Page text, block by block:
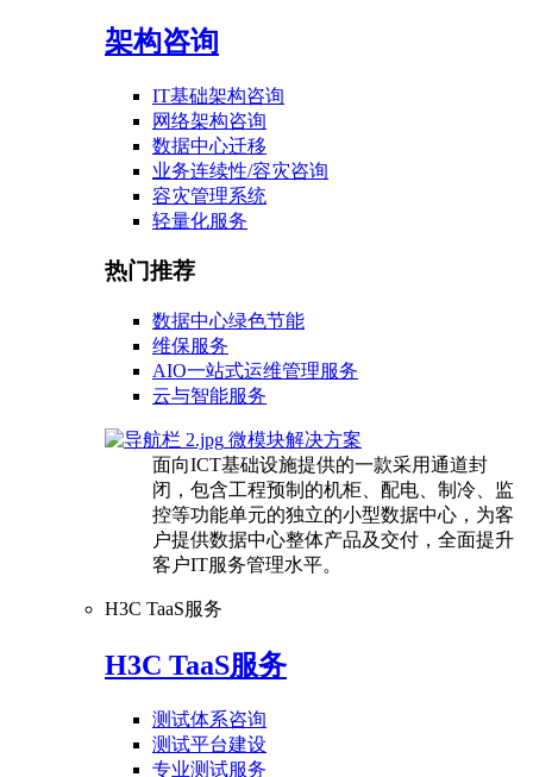
架构咨询
IT基础架构咨询
网络架构咨询
数据中心迁移
业务连续性/容灾咨询
容灾管理系统
轻量化服务
热门推荐
数据中心绿色节能
维保服务
AIO一站式运维管理服务
云与智能服务
微模块解决方案
面向ICT基础设施提供的一款采用通道封
闭，包含工程预制的机柜、配电、制冷、监
控等功能单元的独立的小型数据中心，为客
户提供数据中心整体产品及交付，全面提升
客户IT服务管理水平。
H3C TaaS服务
H3C TaaS服务
测试体系咨询
测试平台建设
专业测试服务